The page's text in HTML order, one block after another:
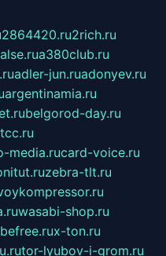
2864420.ru2rich.ru
a380club.ru
adler-jun.ruadonyev.ru
argentinamia.ru
belgorod-day.ru
media.rucard-voice.ru
zebra-tlt.ru
wasabi-shop.ru
x-ton.ru
tor-lyubov-i-grom.ru